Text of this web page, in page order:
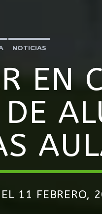
NOTICIAS
EN
EL 11 FEBRERO,